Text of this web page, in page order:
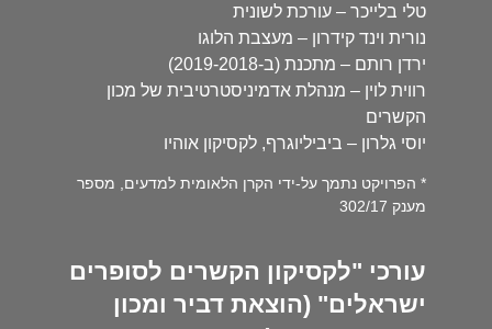
טלי בלייכר – עורכת לשונית
נורית וינד קידרון – מעצבת הלוגו
ירדן רותם – מתכנת (ב-2019-2018)
רווית לוין – מנהלת אדמיניסטרטיבית של מכון
הקשרים
יוסי גלרון – ביביליוגרף, לקסיקון אוהיו
* הפרויקט נתמך על-ידי הקרן הלאומית למדעים, מספר
מענק 302/17
עורכי "לקסיקון הקשרים לסופרים
ישראלים" (הוצאת דביר ומכון